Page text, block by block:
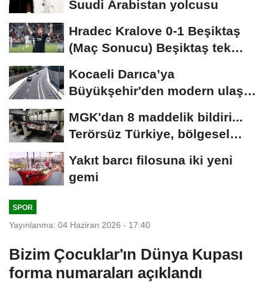
Suudi Arabistan yolcusu
Hradec Kralove 0-1 Beşiktaş
(Maç Sonucu) Beşiktaş tek
Kocaeli Darıca’ya
Büyükşehir'den modern ulaşım
MGK'dan 8 maddelik bildiri...
Terörsüz Türkiye, bölgesel
Yakıt barcı filosuna iki yeni
gemi
SPOR
Yayınlanma: 04 Haziran 2026 - 17:40
Bizim Çocuklar'ın Dünya Kupası
forma numaraları açıklandı